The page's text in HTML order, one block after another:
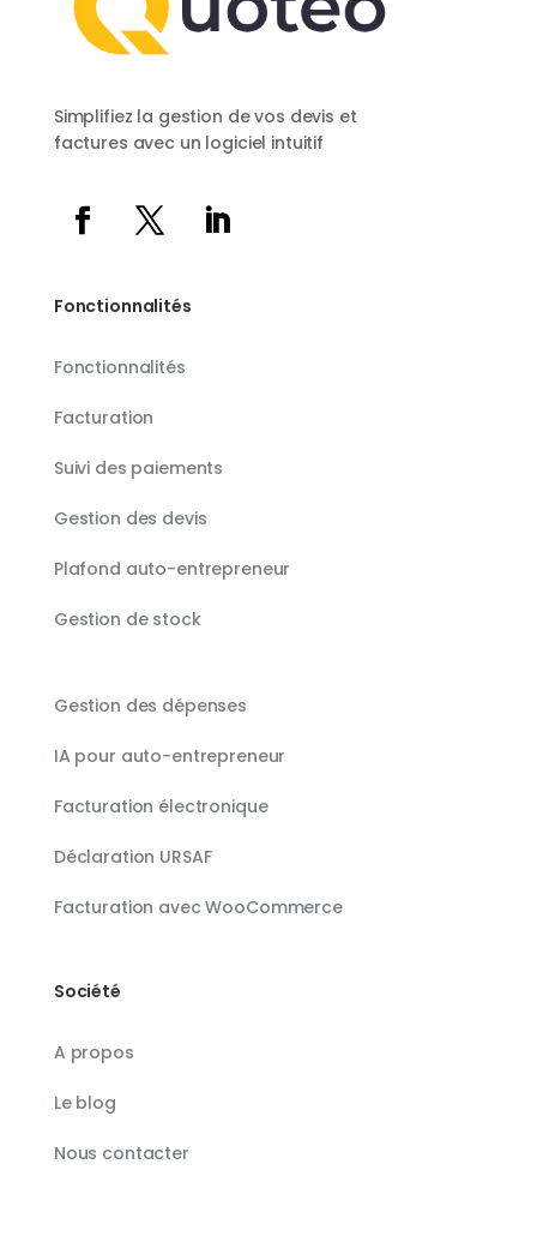
Simplifiez la gestion de vos devis et
factures avec un logiciel intuitif
Fonctionnalités
Fonctionnalités
Facturation
Suivi des paiements
Gestion des devis
Plafond auto-entrepreneur
Gestion de stock
Gestion des dépenses
IA pour auto-entrepreneur
Facturation électronique
Déclaration URSAF
Facturation avec WooCommerce
Société
A propos
Le blog
Nous contacter